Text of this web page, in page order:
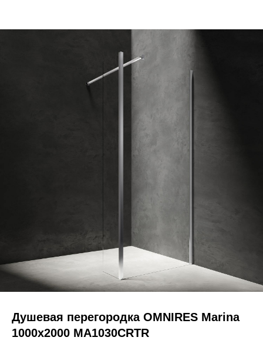
Душевая перегородка OMNIRES Marina
1000x2000 MA1030CRTR